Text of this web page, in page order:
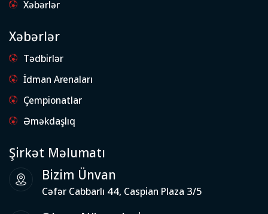
Xəbərlər
Xəbərlər
Tədbirlər
İdman Arenaları
Çempionatlar
Əməkdaşlıq
Şirkət Məlumatı
Bizim Ünvan
Cəfər Cabbarlı 44, Caspian Plaza 3/5